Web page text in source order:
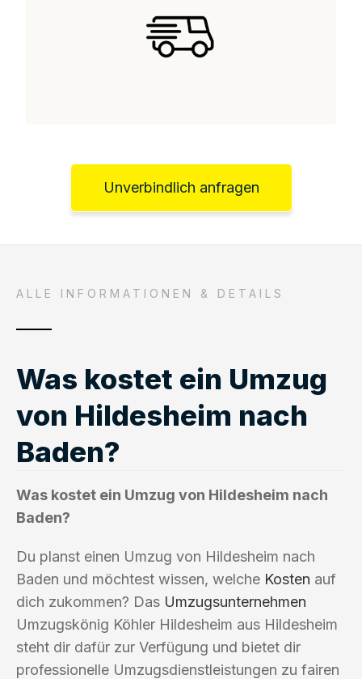
Unverbindlich anfragen
ALLE INFORMATIONEN & DETAILS
Was kostet ein Umzug
von Hildesheim nach
Baden?
Was kostet ein Umzug von Hildesheim nach
Baden?
Du planst einen Umzug von Hildesheim nach
Baden und möchtest wissen, welche Kosten auf
dich zukommen? Das Umzugsunternehmen
Umzugskönig Köhler Hildesheim aus Hildesheim
steht dir dafür zur Verfügung und bietet dir
professionelle Umzugsdienstleistungen zu fairen